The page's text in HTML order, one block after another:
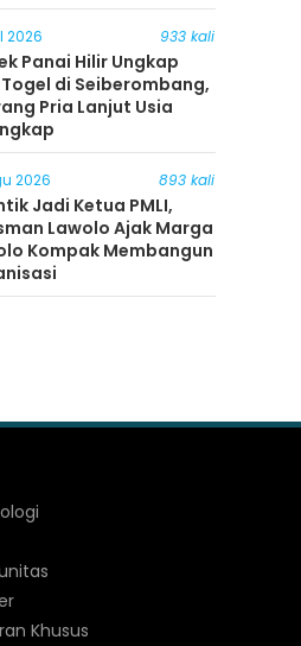
2026 933 kali
Panai Hilir Ungkap
di Seiberombang,
Pria Lanjut Usia
2026 893 kali
Jadi Ketua PMLI,
Lawolo Ajak Marga
Kompak Membangun
Khusus